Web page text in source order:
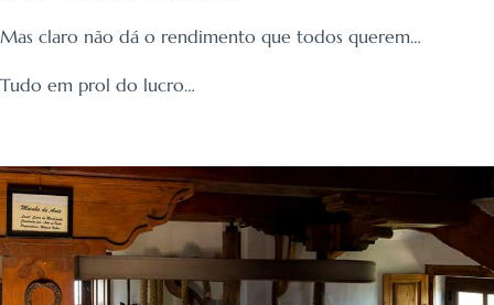
Mas claro não dá o rendimento que todos querem…
Tudo em prol do lucro…